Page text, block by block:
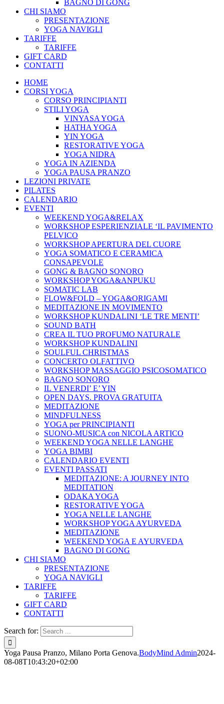
BAGNO DI GONG
CHI SIAMO
PRESENTAZIONE
YOGA NAVIGLI
TARIFFE
TARIFFE
GIFT CARD
CONTATTI
HOME
CORSI YOGA
CORSO PRINCIPIANTI
STILI YOGA
VINYASA YOGA
HATHA YOGA
YIN YOGA
RESTORATIVE YOGA
YOGA NIDRA
YOGA IN AZIENDA
YOGA PAUSA PRANZO
LEZIONI PRIVATE
PILATES
CALENDARIO
EVENTI
WEEKEND YOGA&RELAX
WORKSHOP ESPERIENZIALE ‘IL PAVIMENTO
PELVICO
WORKSHOP APERTURA DEL CUORE
YOGA SOMATICO E CERAMICA
CONSAPEVOLE
GONG & BAGNO SONORO
WORKSHOP YOGA&ANPUKU
SOMATIC LAB
FLOW&FOLD – YOGA&ORIGAMI
MEDITAZIONE IN MOVIMENTO
WORKSHOP KUNDALINI ‘LE TRE MENTI’
SOUND BATH
CREA IL TUO PROFUMO NATURALE
WORKSHOP KUNDALINI
SOULFUL CHRISTMAS
CONCERTO OLFATTIVO
WORKSHOP MASSAGGIO PSICOSOMATICO
BAGNO SONORO
IL VENERDI’ E’ YIN
OPEN DAYS. PROVA GRATUITA
MEDITAZIONE
MINDFULNESS
YOGA per PRINCIPIANTI
SUONO-MUSICA con NICOLA ARTICO
WEEKEND YOGA NELLE LANGHE
YOGA BIMBI
CALENDARIO EVENTI
EVENTI PASSATI
MEDITAZIONE: A JOURNEY INTO
MEDITATION
ODAKA YOGA
RESTORATIVE YOGA
YOGA NELLE LANGHE
WORKSHOP YOGA AYURVEDA
MEDITAZIONE
WEEKEND YOGA E AYURVEDA
BAGNO DI GONG
CHI SIAMO
PRESENTAZIONE
YOGA NAVIGLI
TARIFFE
TARIFFE
GIFT CARD
CONTATTI
Search for:
Yoga Pausa Pranzo, Milano Porta Genova.BodyMind Admin2024-
08-08T10:43:20+02:00